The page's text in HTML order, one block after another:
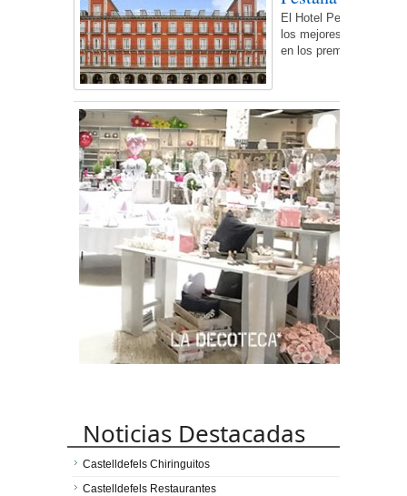
El Hotel Pestana
los mejores proyectos
en los premios
Noticias Destacadas
Castelldefels Chiringuitos
Castelldefels Restaurantes